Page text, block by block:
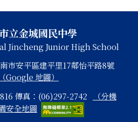
立金城國民中學
Jincheng Junior High School
市安平區建平里17鄰怡平路8號
（Google 地圖）
傳真：(06)297-2742
（分機
安全地圖